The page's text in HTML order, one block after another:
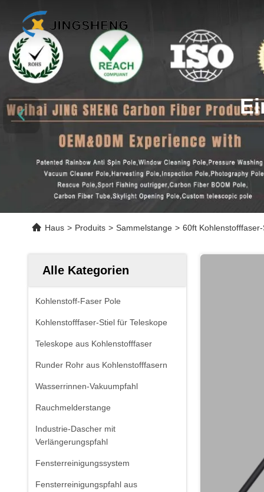
Haus > Produits > Sammelstange > 60ft
Alle Kategorien
Kohlenstoff-Faser Pole
Kohlenstofffaser-Stiel für Teleskope
Teleskope aus Kohlenstofffaser
Runder Rohr aus Kohlenstofffasern
Wasserrinnen-Vakuumpfahl
Rauchmelderstange
Industrie-Dascher mit
Verlängerungspfahl
Fensterreinigungssystem
Fensterreinigungspfahl aus